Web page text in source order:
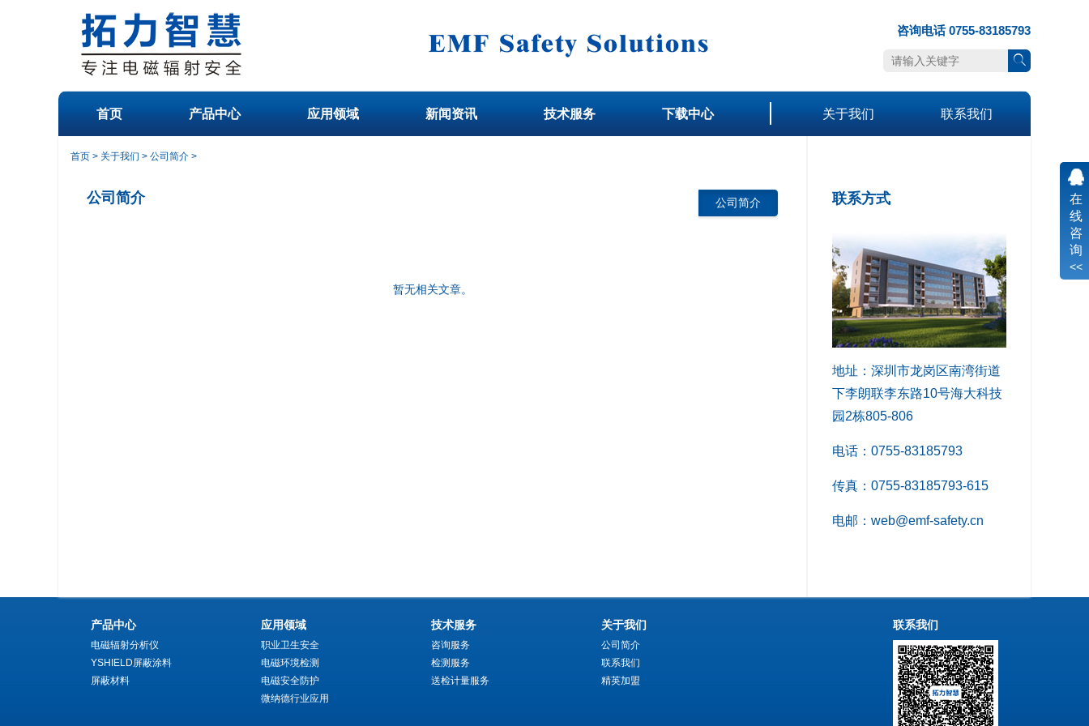
咨询电话 0755-83185793
首页 产品中心 应用领域 新闻资讯 技术服务 下载中心 关于我们 联系我们
首页 > 关于我们 > 公司简介 >
公司简介 公司简介
暂无相关文章。
联系方式
地址：深圳市龙岗区南湾街道
下李朗联李东路10号海大科技
园2栋805-806
电话：0755-83185793
传真：0755-83185793-615
电邮：web@emf-safety.cn
产品中心
电磁辐射分析仪
YSHIELD屏蔽涂料
屏蔽材料
应用领域
职业卫生安全
电磁环境检测
电磁安全防护
微纳德行业应用
技术服务
咨询服务
检测服务
送检计量服务
关于我们
公司简介
联系我们
精英加盟
联系我们
在
线
咨
询